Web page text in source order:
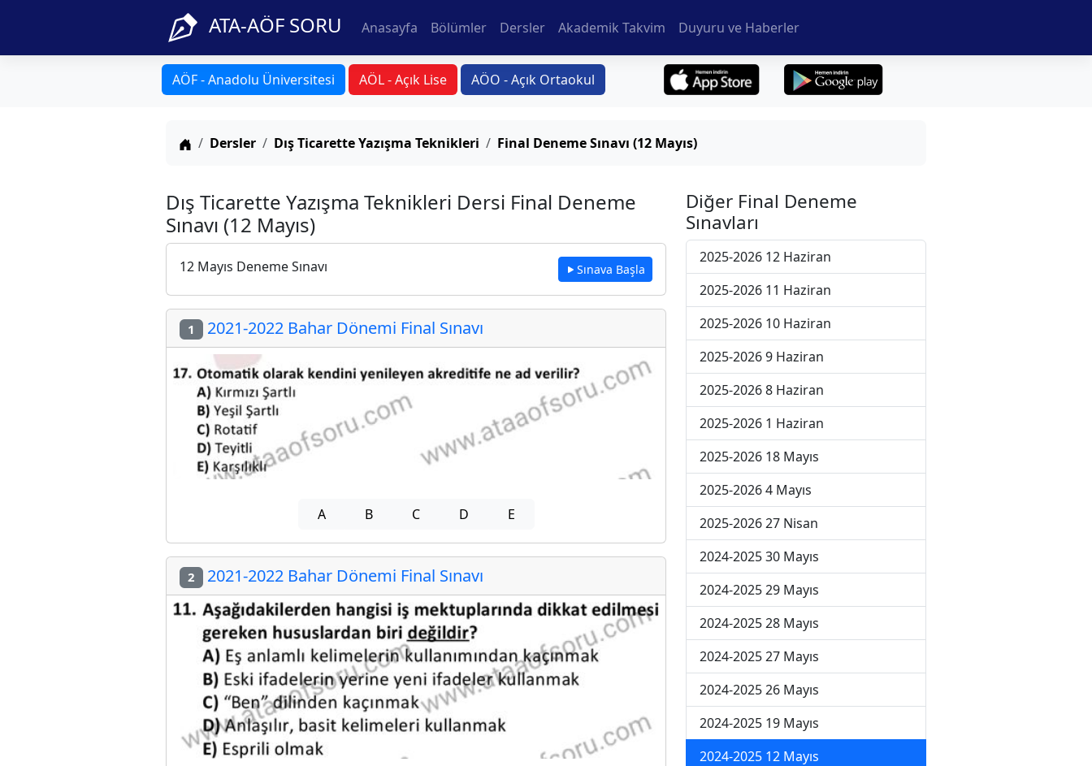
ATA-AÖF SORU Anasayfa Bölümler Dersler Akademik Takvim Duyuru ve Haberler
AÖF - Anadolu Üniversitesi AÖL - Açık Lise AÖO - Açık Ortaokul
Anasayfa
Dersler Dış Ticarette Yazışma Teknikleri Final Deneme Sınavı (12 Mayıs)
Dış Ticarette Yazışma Teknikleri Dersi Final Deneme
Sınavı (12 Mayıs)
12 Mayıs Deneme Sınavı Sınava Başla
1 2021-2022 Bahar Dönemi Final Sınavı
A B C D E
2 2021-2022 Bahar Dönemi Final Sınavı
Diğer Final Deneme
Sınavları
2025-2026 12 Haziran
2025-2026 11 Haziran
2025-2026 10 Haziran
2025-2026 9 Haziran
2025-2026 8 Haziran
2025-2026 1 Haziran
2025-2026 18 Mayıs
2025-2026 4 Mayıs
2025-2026 27 Nisan
2024-2025 30 Mayıs
2024-2025 29 Mayıs
2024-2025 28 Mayıs
2024-2025 27 Mayıs
2024-2025 26 Mayıs
2024-2025 19 Mayıs
2024-2025 12 Mayıs